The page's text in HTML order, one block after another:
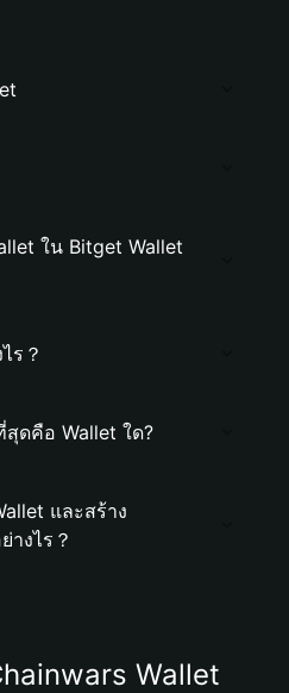
ใน Bitget Wallet
ร？
ดคือ Wallet ใด?
และสร้าง
างไร？
Wallet